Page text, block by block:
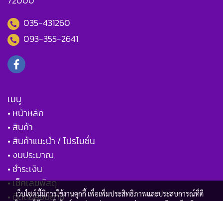
035-431260
093-355-2641
เมนู
• หน้าหลัก
• สินค้า
• สินค้าแนะนำ / โปรโมชั่น
• งบประมาณ
• ชำระเงิน
• เช็คเลขพัสดุ
• ติดต่อสอบถาม
เว็บไซต์นี้มีการใช้งานคุกกี้ เพื่อเพิ่มประสิทธิภาพและประสบการณ์ที่ดี